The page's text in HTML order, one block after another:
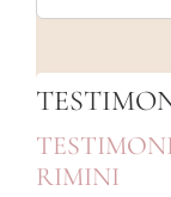
MESSAGGI
RIMINI